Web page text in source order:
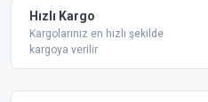
Bu ürüne benzer farklı
Hızlı Kargo
Kargolarınız en hızlı şekilde
kargoya verilir